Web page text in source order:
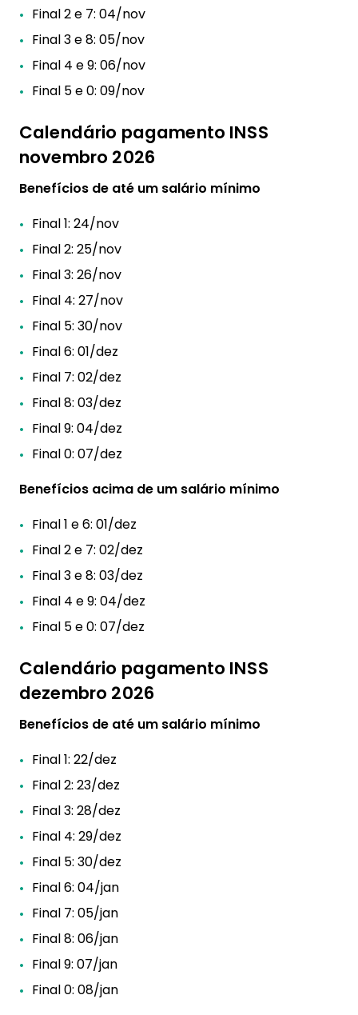
Final 2 e 7: 04/nov
Final 3 e 8: 05/nov
Final 4 e 9: 06/nov
Final 5 e 0: 09/nov
Calendário pagamento INSS
novembro 2026
Benefícios de até um salário mínimo
Final 1: 24/nov
Final 2: 25/nov
Final 3: 26/nov
Final 4: 27/nov
Final 5: 30/nov
Final 6: 01/dez
Final 7: 02/dez
Final 8: 03/dez
Final 9: 04/dez
Final 0: 07/dez
Benefícios acima de um salário mínimo
Final 1 e 6: 01/dez
Final 2 e 7: 02/dez
Final 3 e 8: 03/dez
Final 4 e 9: 04/dez
Final 5 e 0: 07/dez
Calendário pagamento INSS
dezembro 2026
Benefícios de até um salário mínimo
Final 1: 22/dez
Final 2: 23/dez
Final 3: 28/dez
Final 4: 29/dez
Final 5: 30/dez
Final 6: 04/jan
Final 7: 05/jan
Final 8: 06/jan
Final 9: 07/jan
Final 0: 08/jan